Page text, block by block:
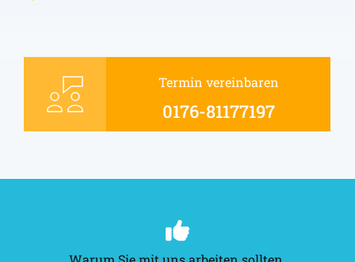
Termin vereinbaren
0176-81177197